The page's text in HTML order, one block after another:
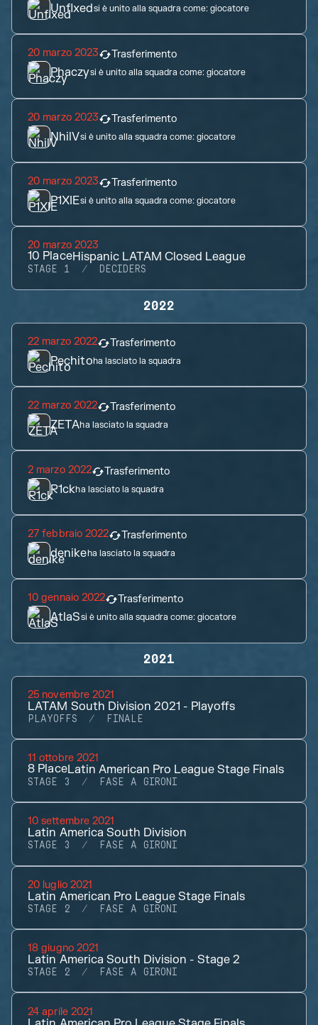
Unflxedsi è unito alla squadra come:giocatore
20 marzo 2023 Trasferimento
Phaczysi è unito alla squadra come:giocatore
20 marzo 2023 Trasferimento
NhilVsi è unito alla squadra come:giocatore
20 marzo 2023 Trasferimento
P1XIEsi è unito alla squadra come:giocatore
20 marzo 2023
10 PlaceHispanic LATAM Closed League
STAGE 1 DECIDERS
2022
22 marzo 2022 Trasferimento
Pechitoha lasciato la squadra
22 marzo 2022 Trasferimento
ZETAha lasciato la squadra
2 marzo 2022 Trasferimento
R1ckha lasciato la squadra
27 febbraio 2022 Trasferimento
denikeha lasciato la squadra
10 gennaio 2022 Trasferimento
AtlaSsi è unito alla squadra come:giocatore
2021
25 novembre 2021
LATAM South Division 2021 - Playoffs
PLAYOFFS FINALE
11 ottobre 2021
8 PlaceLatin American Pro League Stage Finals
STAGE 3 FASE A GIRONI
10 settembre 2021
Latin America South Division
STAGE 3 FASE A GIRONI
20 luglio 2021
Latin American Pro League Stage Finals
STAGE 2 FASE A GIRONI
18 giugno 2021
Latin America South Division - Stage 2
STAGE 2 FASE A GIRONI
24 aprile 2021